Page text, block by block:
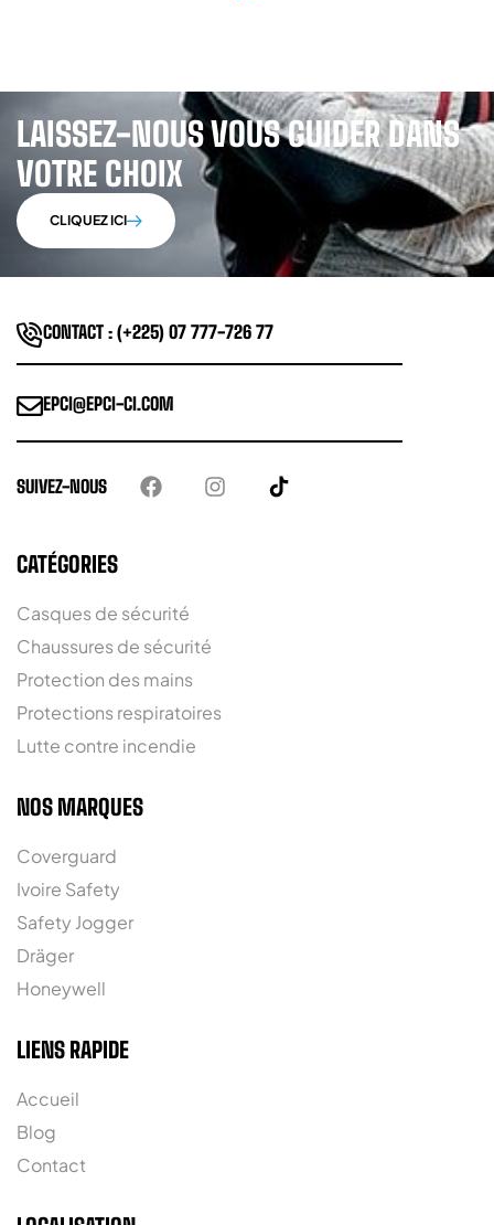
LAISSEZ-NOUS VOUS GUIDER DANS
VOTRE CHOIX
CLIQUEZ ICI
CONTACT : (+225) 07 777-726 77
EPCI@EPCI-CI.COM
SUIVEZ-NOUS
CATÉGORIES
Casques de sécurité
Chaussures de sécurité
Protection des mains
Protections respiratoires
Lutte contre incendie
NOS MARQUES
Coverguard
Ivoire Safety
Safety Jogger
Dräger
Honeywell
LIENS RAPIDE
Accueil
Blog
Contact